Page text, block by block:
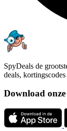
SpyDeals de
deals,
Download